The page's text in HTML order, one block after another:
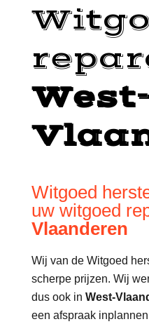
West-
Witgoed
uw witgoed
Vlaanderen
Wij van de Witgoed
scherpe prijzen. Wij
dus ook in West-
een afspraak inplannen